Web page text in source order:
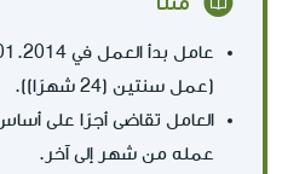
(عمل سنتين (24 شهرًا)).
العامل تقاضى أجرًا على
عمله من شهر إلى آخر.